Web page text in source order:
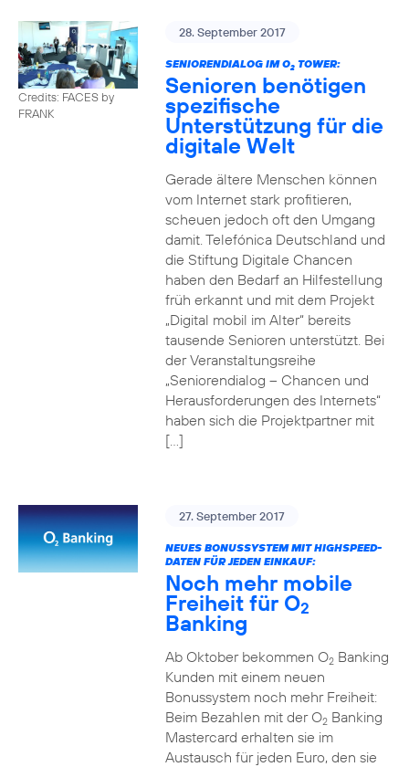
Credits: FACES by
FRANK
28. September 2017
SENIORENDIALOG IM O2TOWER:
Senioren benötigen
spezifische
Unterstützung für die
digitale Welt
Gerade ältere Menschen können
vom Internet stark profitieren,
scheuen jedoch oft den Umgang
damit. Telefónica Deutschland und
die Stiftung Digitale Chancen
haben den Bedarf an Hilfestellung
früh erkannt und mit dem Projekt
„Digital mobil im Alter“ bereits
tausende Senioren unterstützt. Bei
der Veranstaltungsreihe
„Seniorendialog – Chancen und
Herausforderungen des Internets“
haben sich die Projektpartner mit
[…]
27. September 2017
NEUES BONUSSYSTEM MIT HIGHSPEED-
DATEN FÜR JEDEN EINKAUF:
Noch mehr mobile
Freiheit für O2
Banking
Ab Oktober bekommen O2Banking
Kunden mit einem neuen
Bonussystem noch mehr Freiheit:
Beim Bezahlen mit der O2Banking
Mastercard erhalten sie im
Austausch für jeden Euro, den sie